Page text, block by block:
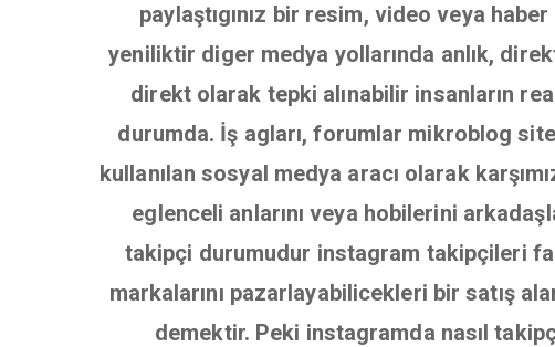
paylaştıgınız bir resim, video veya
yeniliktir diger medya yollarında anlık,
direkt olarak tepki alınabilir insanların
durumda. İş agları, forumlar mikroblog
kullanılan sosyal medya aracı olarak
eglenceli anlarını veya hobilerini
takipçi durumudur instagram takipçileri
markalarını pazarlayabilicekleri bir satış
demektir. Peki instagramda nasıl